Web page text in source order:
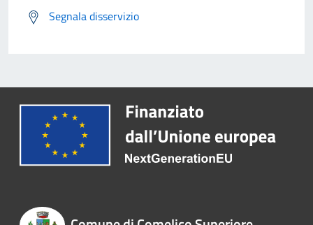
Segnala disservizio